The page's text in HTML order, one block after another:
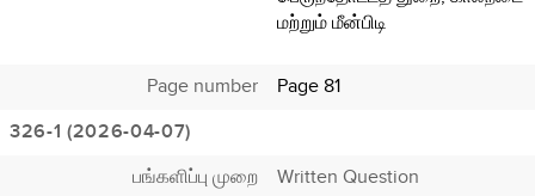
மற்றும் மீன்பிடி
Page number
Page 81
326-1 (2026-04-07)
பங்களிப்பு முறை
Written Question